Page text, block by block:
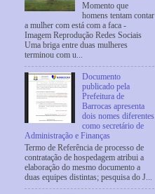
Momento que
homens tentam contar
a mulher com está com a faca -
Imagem Reprodução Redes Sociais
Uma briga entre duas mulheres
terminou com u...
Documento
publicado pela
Prefeitura de
Barrocas apresenta
dois nomes diferentes
como secretário de
Administração e Finanças
Termo de Referência de processo de
contratação de hospedagem atribui a
elaboração do mesmo documento a
duas equipes distintas; pesquisa do J...